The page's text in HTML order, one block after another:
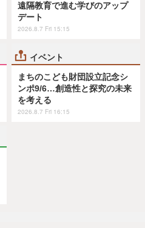
遠隔教育で進む学びのアップ
デート
2026.8.7 Fri 15:15
イベント
まちのこども財団設立記念シ
ンポ9/6…創造性と探究の未来
を考える
2026.8.7 Fri 16:15